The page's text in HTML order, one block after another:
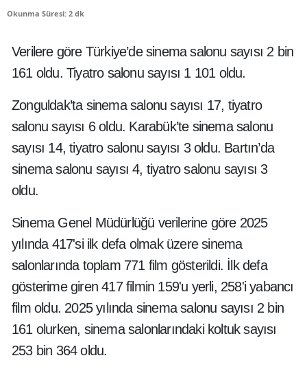
Okunma Süresi: 2 dk
Verilere göre Türkiye’de sinema salonu sayısı 2 bin
161 oldu. Tiyatro salonu sayısı 1 101 oldu.
Zonguldak’ta sinema salonu sayısı 17, tiyatro
salonu sayısı 6 oldu. Karabük’te sinema salonu
sayısı 14, tiyatro salonu sayısı 3 oldu. Bartın’da
sinema salonu sayısı 4, tiyatro salonu sayısı 3
oldu.
Sinema Genel Müdürlüğü verilerine göre 2025
yılında 417'si ilk defa olmak üzere sinema
salonlarında toplam 771 film gösterildi. İlk defa
gösterime giren 417 filmin 159'u yerli, 258'i yabancı
film oldu. 2025 yılında sinema salonu sayısı 2 bin
161 olurken, sinema salonlarındaki koltuk sayısı
253 bin 364 oldu.